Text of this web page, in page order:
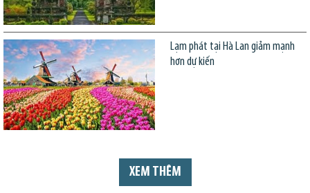
Lạm phát tại Hà Lan giảm mạnh
hơn dự kiến
XEM THÊM